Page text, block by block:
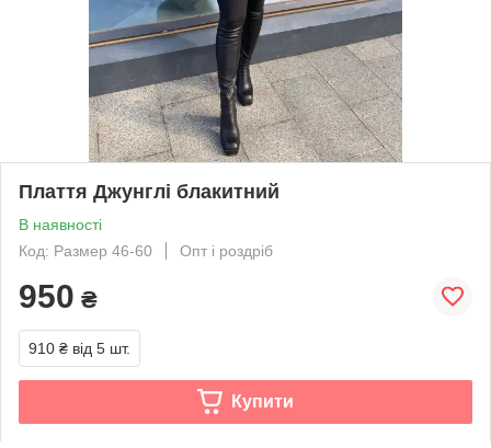
Плаття Джунглі блакитний
В наявності
Код: Размер 46-60
Опт і роздріб
950 ₴
910 ₴ від 5 шт.
Купити